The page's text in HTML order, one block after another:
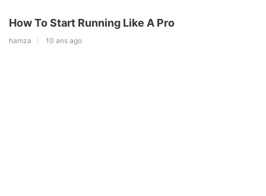
How To Start Running Like A Pro
hamza 10 ans ago